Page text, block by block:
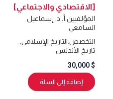
[الاقتصادي والاجتماعي]
المؤلفيين:أ. د. إسماعيل
السامعي
التخصص:التاريخ الإسلامي,
تاريخ الأندلس
30,000
إضافة إلى السلة